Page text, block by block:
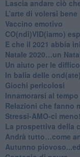
​Lascia andare ciò
L’arte di volersi bene
​Vaccino emotivo
CO(ndi)VID(iamo)
​E che il 2021 abbia
​Natale 2020…un
Un aiuto per le
​In balia delle ond(ate)
Giochi pericolosi
Innamorarsi al
​Relazioni che fanno
​Stressi-AMO-ci meno!
​La prospettiva della
​Andrà tutto…come
Autunno